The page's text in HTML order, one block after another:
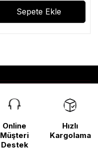
Sepete Ekle
Online
Müşteri
Destek
Hızlı
Kargolama